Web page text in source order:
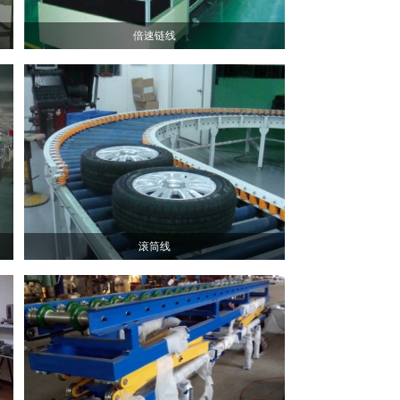
倍速链线
滚筒线